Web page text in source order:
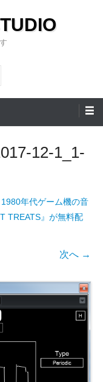
12-1_1-
1980年代ゲーム機の音
TREATS』が無料配
次へ →